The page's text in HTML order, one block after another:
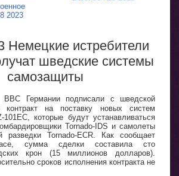
2023
Немецкие истребители
шведские системы
самозащиты
Германии подписали с шведской
контракт на поставку новых систем
которые будут устанавливаться
Tornado-IDS и самолеты
разведки Tornado-ECR. Как сообщает
сумма сделки составила сто
крон (15 миллионов долларов).
сроков исполнения контракта не